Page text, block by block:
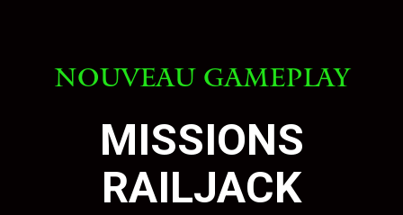
NOUVEAU GAMEPLAY
MISSIONS
RAILJACK